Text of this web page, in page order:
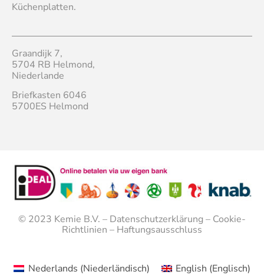
Küchenplatten.
Graandijk 7,
5704 RB Helmond,
Niederlande
Briefkasten 6046
5700ES Helmond
© 2023 Kemie B.V. – Datenschutzerklärung – Cookie-
Richtlinien – Haftungsausschluss
Nederlands (Niederländisch) English (Englisch)